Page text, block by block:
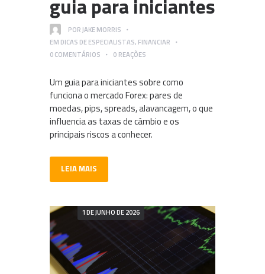
guia para iniciantes
PORJAKE MORRIS
EM DICAS DE ESPECIALISTAS, FINANCIAR
0COMENTÁRIOS 0 REAÇÕES
Um guia para iniciantes sobre como
funciona o mercado Forex: pares de
moedas, pips, spreads, alavancagem, o que
influencia as taxas de câmbio e os
principais riscos a conhecer.
LEIA MAIS
1 DE JUNHO DE 2026